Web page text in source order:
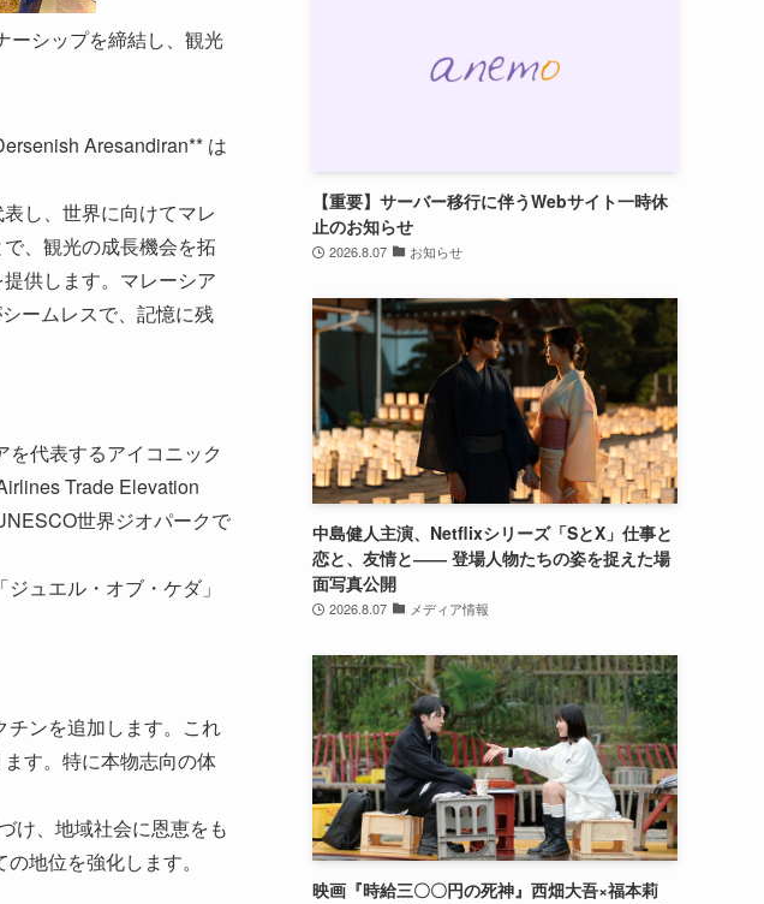
ーシップを締結し、観光
Aresandiran** は
し、世界に向けてマレ
、観光の成長機会を拓
供します。マレーシア
ームレスで、記憶に残
代表するアイコニック
Trade Elevation
世界ジオパークで
ュエル・オブ・ケダ」
チンを追加します。これ
す。特に本物志向の体
け、地域社会に恩恵をも
地位を強化します。
【重要】サーバー移行に伴うWebサイト一時休
止のお知らせ
2026.8.07 お知らせ
中島健人主演、Netflixシリーズ「SとX」仕事と
恋と、友情と―― 登場人物たちの姿を捉えた場
面写真公開
2026.8.07 メディア情報
映画『時給三〇〇円の死神』西畑大吾×福本莉